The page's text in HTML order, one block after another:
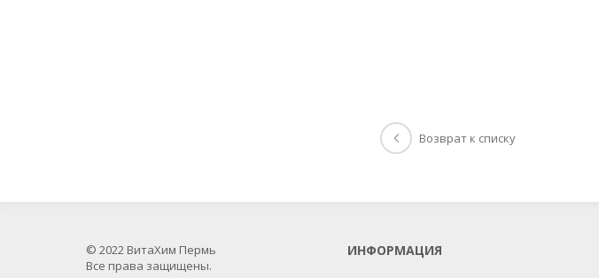
Возврат к списку
ИНФОРМАЦИЯ
© 2022 ВитаХим Пермь
Все права защищены.